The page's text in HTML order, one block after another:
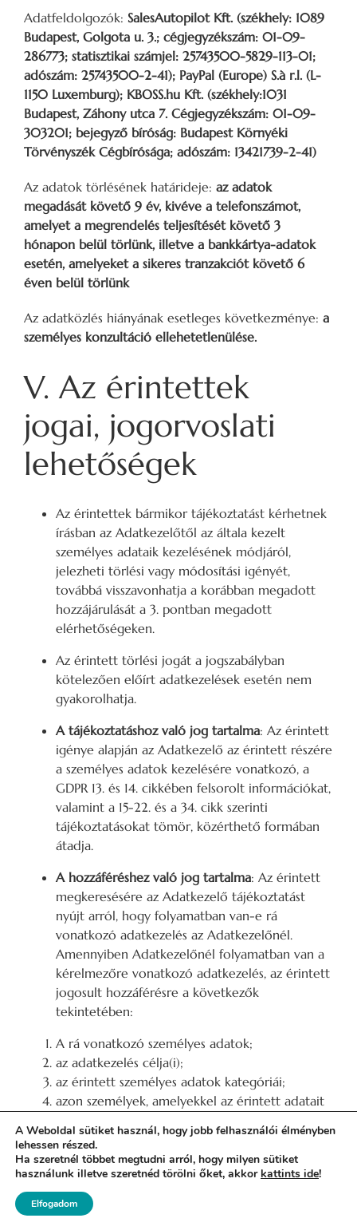
Adatfeldolgozók: SalesAutopilot Kft. (székhely: 1089
Budapest, Golgota u. 3.; cégjegyzékszám: 01-09-
286773; statisztikai számjel: 25743500-5829-113-01;
adószám: 25743500-2-41); PayPal (Europe) S.à r.l. (L-
1150 Luxemburg); KBOSS.hu Kft. (székhely:1031
Budapest, Záhony utca 7. Cégjegyzékszám: 01-09-
303201; bejegyző bíróság: Budapest Környéki
Törvényszék Cégbírósága; adószám: 13421739-2-41)
Az adatok törlésének határideje: az adatok
megadását követő 9 év, kivéve a telefonszámot,
amelyet a megrendelés teljesítését követő 3
hónapon belül törlünk, illetve a bankkártya-adatok
esetén, amelyeket a sikeres tranzakciót követő 6
éven belül törlünk
Az adatközlés hiányának esetleges következménye: a
személyes konzultáció ellehetetlenülése.
V. Az érintettek
jogai, jogorvoslati
lehetőségek
Az érintettek bármikor tájékoztatást kérhetnek
írásban az Adatkezelőtől az általa kezelt
személyes adataik kezelésének módjáról,
jelezheti törlési vagy módosítási igényét,
továbbá visszavonhatja a korábban megadott
hozzájárulását a 3. pontban megadott
elérhetőségeken.
Az érintett törlési jogát a jogszabályban
kötelezően előírt adatkezelések esetén nem
gyakorolhatja.
A tájékoztatáshoz való jog tartalma: Az érintett
igénye alapján az Adatkezelő az érintett részére
a személyes adatok kezelésére vonatkozó, a
GDPR 13. és 14. cikkében felsorolt információkat,
valamint a 15-22. és a 34. cikk szerinti
tájékoztatásokat tömör, közérthető formában
átadja.
A hozzáféréshez való jog tartalma: Az érintett
megkeresésére az Adatkezelő tájékoztatást
nyújt arról, hogy folyamatban van-e rá
vonatkozó adatkezelés az Adatkezelőnél.
Amennyiben Adatkezelőnél folyamatban van a
kérelmezőre vonatkozó adatkezelés, az érintett
jogosult hozzáférésre a következők
tekintetében:
A rá vonatkozó személyes adatok;
az adatkezelés célja(i);
az érintett személyes adatok kategóriái;
azon személyek, amelyekkel az érintett adatait
az adatok tárolásának időtartama;
a helyesbítéshez, törléshez, valamint az
adatkezelés korlátozásához való jog;
a bírósághoz, illetve felügyeleti hatósághoz
fordulás joga;
A Weboldal sütiket használ, hogy jobb felhasználói élményben
lehessen részed.
Ha szeretnél többet megtudni arról, hogy milyen sütiket
használunk illetve szeretnéd törölni őket, akkor kattints ide!
Elfogadom